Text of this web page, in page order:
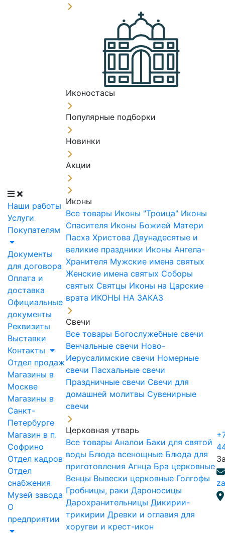
Наши работы
Услуги
Покупателям
Документы
для договора
Оплата и
доставка
Официальные
документы
Реквизиты
Выставки
Контакты
Отдел продаж
Магазины в
Москве
Магазины в
Санкт-
Петербурге
Магазин в п.
Софрино
Отдел кадров
Отдел
снабжения
Музей завода
О
предприятии
Иконостасы
Популярные подборки
Новинки
Акции
Иконы
Все товары Иконы "Троица" Иконы
Спасителя Иконы Божией Матери
Пасха Христова Двунадесятые и
великие праздники Иконы Ангела-
Хранителя Мужские имена святых
Женские имена святых Соборы
святых Святцы Иконы на Царские
врата ИКОНЫ НА ЗАКАЗ
Свечи
Все товары Богослужебные свечи
Венчальные свечи Ново-
Иерусалимские свечи Номерные
свечи Пасхальные свечи
Праздничные свечи Свечи для
домашней молитвы Сувенирные
свечи
Церковная утварь
Все товары Аналои Баки для святой
воды Блюда всенощные Блюда для
приготовления Агнца Бра церковные
Венцы Вывески церковные Голгофы
Гробницы, раки Дароносицы
Дарохранительницы Дикирии-
трикирии Древки и оглавия для
хоругви и крест-икон